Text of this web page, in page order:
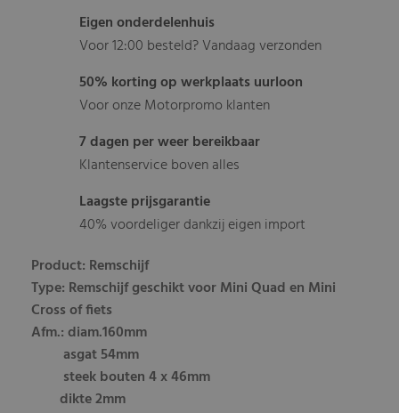
Eigen onderdelenhuis
Voor 12:00 besteld? Vandaag verzonden
50% korting op werkplaats uurloon
Voor onze Motorpromo klanten
7 dagen per weer bereikbaar
Klantenservice boven alles
Laagste prijsgarantie
40% voordeliger dankzij eigen import
Product: Remschijf
Type: Remschijf geschikt voor Mini Quad en Mini
Cross of fiets
Afm.: diam.160mm
asgat 54mm
steek bouten 4 x 46mm
dikte 2mm